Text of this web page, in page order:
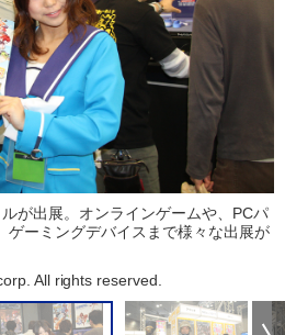
が出展。オンラインゲームや、PCパ
ゲーミングデバイスまで様々な出展が
All rights reserved.